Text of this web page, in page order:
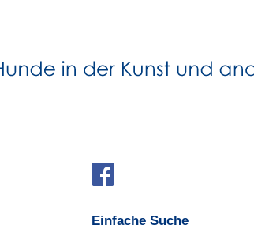
Einfache Suche